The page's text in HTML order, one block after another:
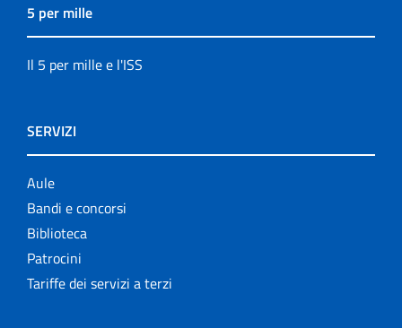
5 per mille
Il 5 per mille e l'ISS
SERVIZI
Aule
Bandi e concorsi
Biblioteca
Patrocini
Tariffe dei servizi a terzi